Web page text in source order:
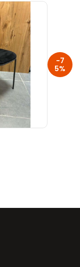
-7
5%